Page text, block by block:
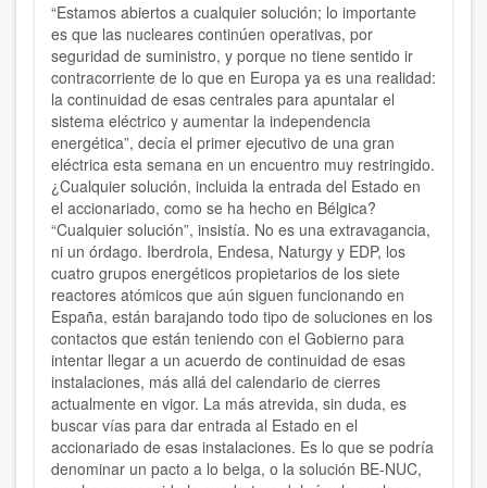
“Estamos abiertos a cualquier solución; lo importante
es que las nucleares continúen operativas, por
seguridad de suministro, y porque no tiene sentido ir
contracorriente de lo que en Europa ya es una realidad:
la continuidad de esas centrales para apuntalar el
sistema eléctrico y aumentar la independencia
energética”, decía el primer ejecutivo de una gran
eléctrica esta semana en un encuentro muy restringido.
¿Cualquier solución, incluida la entrada del Estado en
el accionariado, como se ha hecho en Bélgica?
“Cualquier solución”, insistía. No es una extravagancia,
ni un órdago. Iberdrola, Endesa, Naturgy y EDP, los
cuatro grupos energéticos propietarios de los siete
reactores atómicos que aún siguen funcionando en
España, están barajando todo tipo de soluciones en los
contactos que están teniendo con el Gobierno para
intentar llegar a un acuerdo de continuidad de esas
instalaciones, más allá del calendario de cierres
actualmente en vigor. La más atrevida, sin duda, es
buscar vías para dar entrada al Estado en el
accionariado de esas instalaciones. Es lo que se podría
denominar un pacto a lo belga, o la solución BE-NUC,